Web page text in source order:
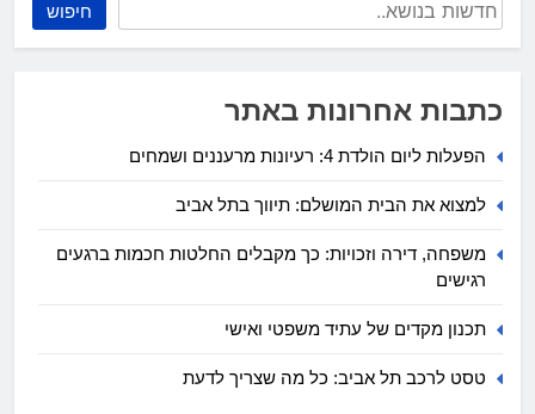
חיפוש
כתבות אחרונות באתר
הפעלות ליום הולדת 4: רעיונות מרעננים ושמחים
למצוא את הבית המושלם: תיווך בתל אביב
משפחה, דירה וזכויות: כך מקבלים החלטות חכמות ברגעים
רגישים
תכנון מקדים של עתיד משפטי ואישי
טסט לרכב תל אביב: כל מה שצריך לדעת